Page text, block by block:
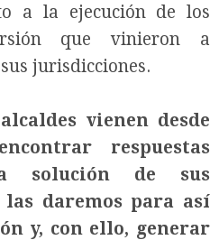
a la ejecución de los
que vinieron a
jurisdicciones.
vienen desde
respuestas
solución de sus
las daremos para así
y, con ello, generar